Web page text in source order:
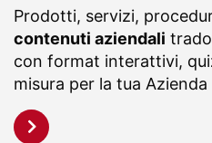
Prodotti, servizi,
contenuti aziendali
con format interattivi,
misura per la tua Azienda